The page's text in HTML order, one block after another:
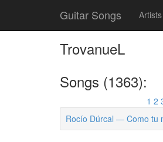
Guitar Songs Artists
TrovanueL
Songs (1363):
1 2
Rocío Dúrcal — Como tu